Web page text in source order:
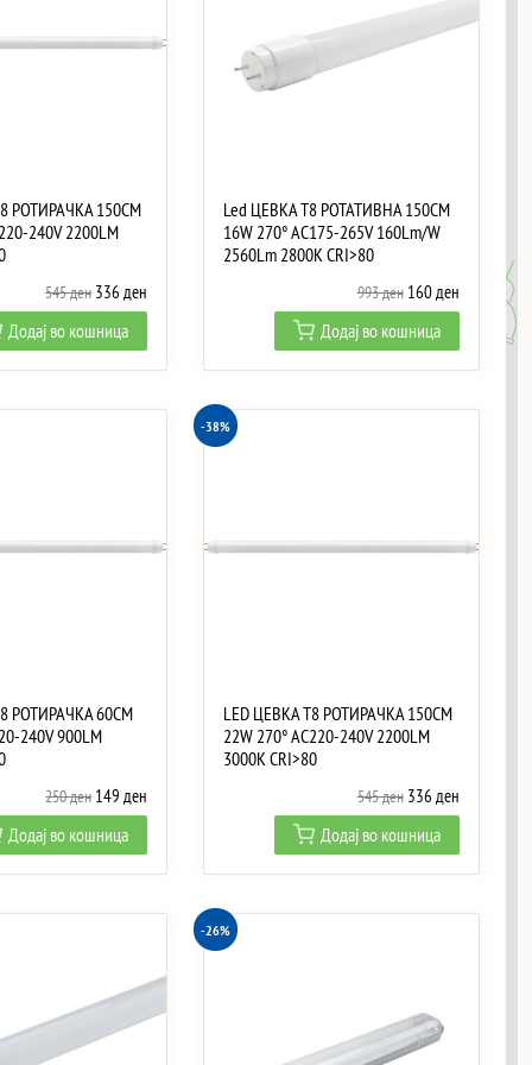
РОТИРАЧКА 150CM
240V 2200LM
545ден Original
price
was:
545 ден.
336 ден
price
336 ден.
Додај во кошница
Led ЦЕВКА T8 РОТАТИВНА 150CM
16W 270° AC175-265V 160Lm/W
2560Lm 2800K CRI>80
993ден Original
price
was:
993 ден.
160 денCurrent
price
160 ден.
Додај во кошница
РОТИРАЧКА 60CM
240V 900LM
250ден Original
price
was:
250 ден.
149ден
price
is:
149 ден.
Додај во кошница
-38%
LED ЦЕВКА T8 РОТИРАЧКА 150CM
22W 270° AC220-240V 2200LM
3000K CRI>80
545ден Original
price
was:
545 ден.
336 денCurrent
price
is:
336 ден.
Додај во кошница
-26%